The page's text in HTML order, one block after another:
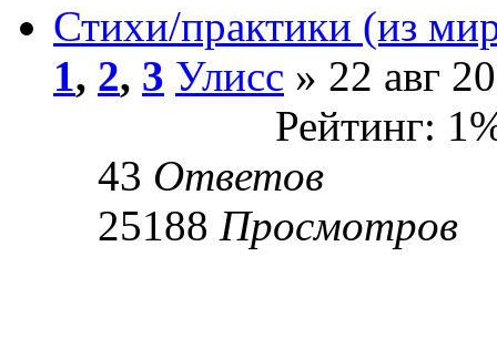
Стихи/практики (из
1, 2, 3 Улисс » 22 авг
Рейтинг:
43 Ответов
25188 Просмотров